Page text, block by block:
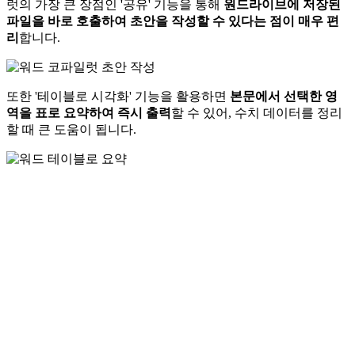
럿의 가장 큰 장점인 '공유' 기능을 통해 원드라이브에 저장된
파일을 바로 호출하여 초안을 작성할 수 있다는 점이 매우 편
리 합니다.
또한 '테이블로 시각화' 기능을 활용하면 본문에서 선택한 영
역을 표로 요약하여 즉시 출력할 수 있어, 수치 데이터를 정리
할 때 큰 도움이 됩니다.